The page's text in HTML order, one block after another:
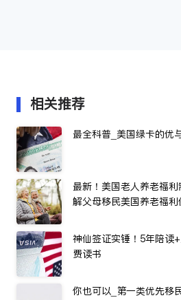
相关推荐
最全科普_美国绿卡的优
最新！美国老人养老福利
解父母移民美国养老福利
神仙签证实锤！5年陪读
费读书
你也可以_第一类优先移